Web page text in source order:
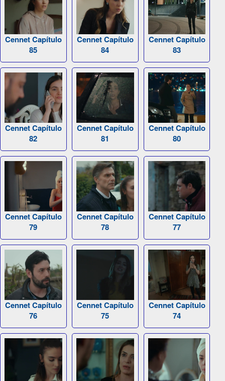
Cennet Capítulo
85
Cennet Capítulo
84
Cennet Capítulo
83
Cennet Capítulo
82
Cennet Capítulo
81
Cennet Capítulo
80
Cennet Capítulo
79
Cennet Capítulo
78
Cennet Capítulo
77
Cennet Capítulo
76
Cennet Capítulo
75
Cennet Capítulo
74